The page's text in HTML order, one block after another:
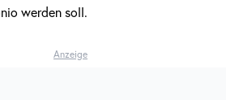
werden soll.
Anzeige